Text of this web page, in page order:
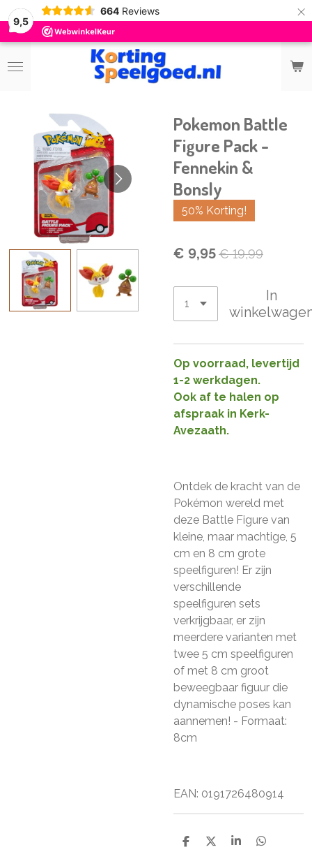
9,5
664 Reviews ×
Pokemon Battle
Figure Pack -
Fennekin &
Bonsly
50% Korting!
€ 9,95€ 19,99
In
Op voorraad, levertijd
1-2 werkdagen.
Ook af te halen op
afspraak in Kerk-
Avezaath.
Ontdek de kracht van de
Pokémon wereld met
deze Battle Figure van
kleine, maar machtige, 5
cm en 8 cm grote
speelfiguren! Er zijn
verschillende
speelfiguren sets
verkrijgbaar, er zijn
meerdere varianten met
twee 5 cm speelfiguren
of met 8 cm groot
beweegbaar figuur die
dynamische poses kan
aannemen! - Formaat:
8cm
EAN: 0191726480914
D
D
S
D